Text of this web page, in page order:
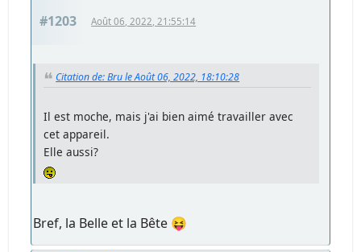
#1203 Août 06, 2022, 21:55:14
Citation de: Bru le Août 06, 2022, 18:10:28
Il est moche, mais j'ai bien aimé travailler avec
cet appareil.
Elle aussi?
Bref, la Belle et la Bête 😝